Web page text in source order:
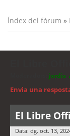
Índex del fòrum »
jordis
Envia una
El Libre
Data: dg. oct. 13,